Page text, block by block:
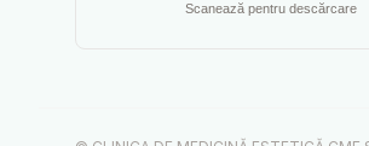
Scanează pentru descărcare